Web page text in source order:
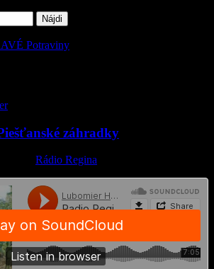
Potraviny
záhradky
Rádio Regina